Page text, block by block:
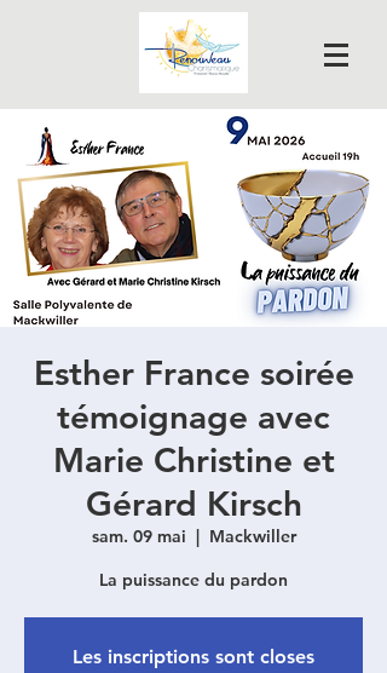
Esther France soirée
témoignage avec
Marie Christine et
Gérard Kirsch
sam. 09 mai
  |
Mackwiller
La puissance du pardon
Les inscriptions sont closes